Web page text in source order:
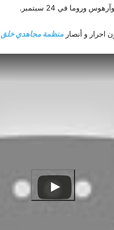
في 24 سبتمبر.
احرار و أنصار منظمة مجاهدي خلق